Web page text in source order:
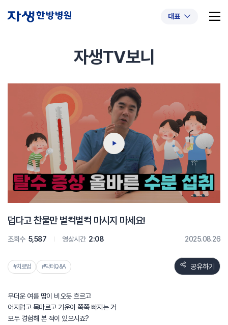
대표
#초음파약침 #척추압박골절
#교통사고후유증 #허리디스크 #목디스크
#추나요법
자생TV보니
덥다고 찬물만 벌컥벌컥 마시지 마세요!
조회수 5,587 영상시간 2:08 2025.08.26
#치료법 #닥터Q&A 공유하기
무더운 여름 땀이 비오듯 흐르고
어지럽고 목마르고 기운이 쭉쭉 빠지는 거
모두 경험해 본 적이 있으시죠?